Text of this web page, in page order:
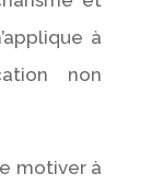
à
non
motiver à